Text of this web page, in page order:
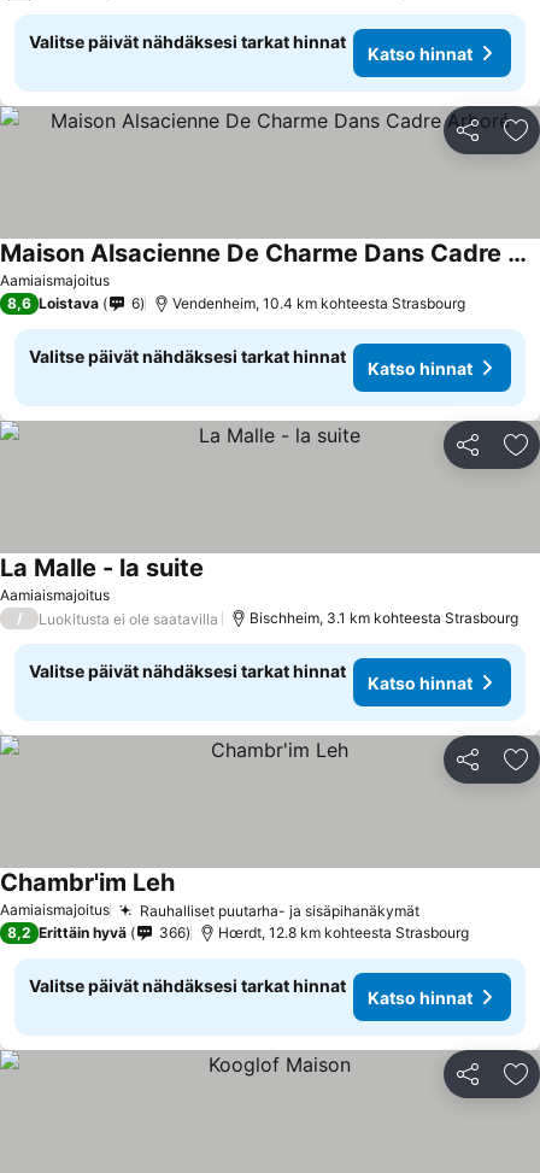
Valitse päivät nähdäksesi tarkat hinnat
Katso hinnat
Jaa
Aamiaismajoitus
Maison Alsacienne De Charme Dans Cadre Arboré
8,6 Loistava 6 Vendenheim, 10.4 km kohteesta Strasbourg
Valitse päivät nähdäksesi tarkat hinnat
Katso hinnat
Jaa
Aamiaismajoitus
La Malle - la suite
/ Luokitusta ei ole saatavilla Bischheim, 3.1 km kohteesta Strasbourg
Valitse päivät nähdäksesi tarkat hinnat
Katso hinnat
Jaa
Aamiaismajoitus Rauhalliset puutarha- ja sisäpihanäkymät
Chambr'im Leh
8,2 Erittäin hyvä 366 Hœrdt, 12.8 km kohteesta Strasbourg
Valitse päivät nähdäksesi tarkat hinnat
Katso hinnat
Jaa